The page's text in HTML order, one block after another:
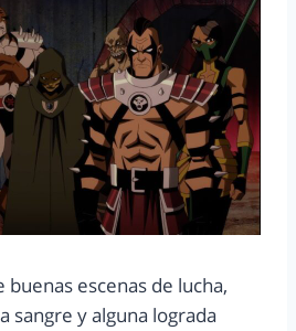
buenas escenas de lucha,
sangre y alguna lograda